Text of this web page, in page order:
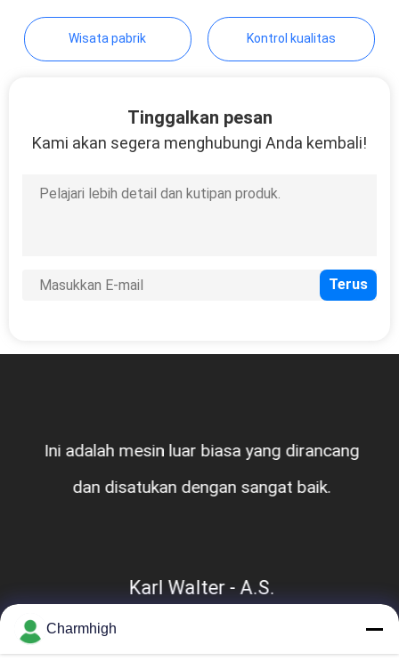
Wisata pabrik Kontrol kualitas
Tinggalkan pesan
Kami akan segera menghubungi Anda kembali!
Ini adalah mesin luar biasa yang dirancang
dan disatukan dengan sangat baik.
Karl Walter - A.S.
Charmhigh